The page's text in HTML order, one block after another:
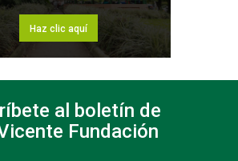
Haz clic aquí
al boletín de
Fundación